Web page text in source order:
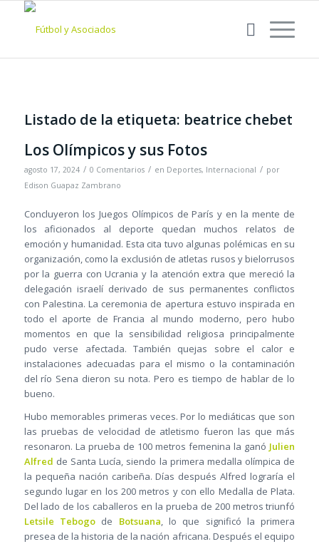
Listado de la etiqueta: beatrice chebet
Los Olímpicos y sus Fotos
agosto 17, 2024 / 0 Comentarios / en Deportes, Internacional / por
Edison Guapaz Zambrano
Concluyeron los Juegos Olímpicos de París y en la mente de
los aficionados al deporte quedan muchos relatos de
emoción y humanidad. Esta cita tuvo algunas polémicas en su
organización, como la exclusión de atletas rusos y bielorrusos
por la guerra con Ucrania y la atención extra que mereció la
delegación israelí derivado de sus permanentes conflictos
con Palestina. La ceremonia de apertura estuvo inspirada en
todo el aporte de Francia al mundo moderno, pero hubo
momentos en que la sensibilidad religiosa principalmente
pudo verse afectada. También quejas sobre el calor e
instalaciones adecuadas para el mismo o la contaminación
del río Sena dieron su nota. Pero es tiempo de hablar de lo
bueno.
Hubo memorables primeras veces. Por lo mediáticas que son
las pruebas de velocidad de atletismo fueron las que más
resonaron. La prueba de 100 metros femenina la ganó Julien
Alfred de Santa Lucía, siendo la primera medalla olímpica de
la pequeña nación caribeña. Días después Alfred lograría el
segundo lugar en los 200 metros y con ello Medalla de Plata.
Del lado de los caballeros en la prueba de 200 metros triunfó
Letsile Tebogode Botsuana, lo que significó la primera
presea de la historia de la nación africana. Después el equipo